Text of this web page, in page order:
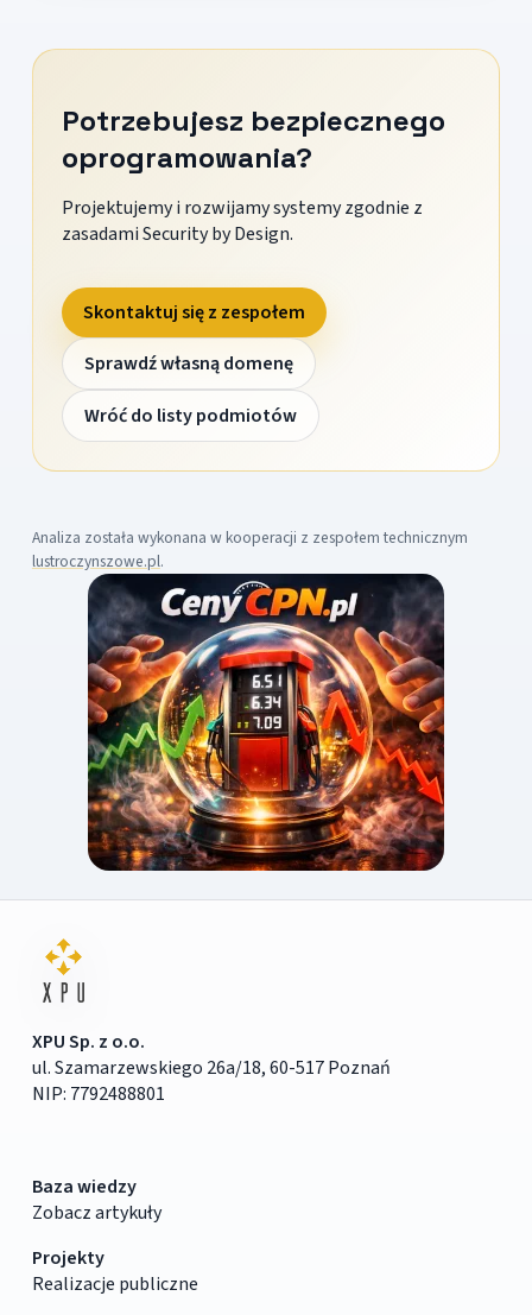
Potrzebujesz bezpiecznego
oprogramowania?
Projektujemy i rozwijamy systemy zgodnie z
zasadami Security by Design.
Skontaktuj się z zespołem
Sprawdź własną domenę
Wróć do listy podmiotów
Analiza została wykonana w kooperacji z zespołem technicznym
lustroczynszowe.pl.
XPU Sp. z o.o.
ul. Szamarzewskiego 26a/18, 60-517 Poznań
NIP: 7792488801
Baza wiedzy
Zobacz artykuły
Projekty
Realizacje publiczne